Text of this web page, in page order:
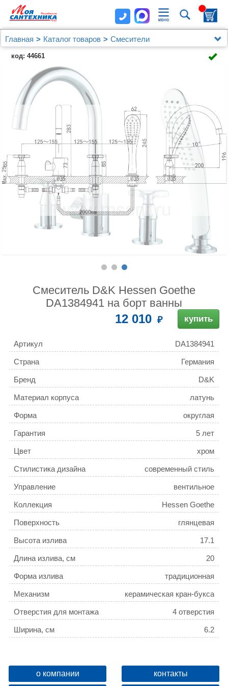
Главная Каталог товаров
Смесители
Врезные на борт ванны
Смеситель D&K Hessen Goethe DA1384941 на борт
код: 44661
Смеситель D&K Hessen Goethe
DA1384941 на борт ванны
12 010 купить
Артикул DA1384941
Страна Германия
Бренд D&K
Материал корпуса латунь
Форма округлая
Гарантия 5 лет
Цвет хром
Стилистика дизайна современный стиль
Управление вентильное
Коллекция Hessen Goethe
Поверхность глянцевая
Высота излива 17.1
Длина излива, см 20
Форма излива традиционная
Механизм керамическая кран-букса
Отверстия для монтажа 4 отверстия
Ширина, см 6.2
Глубина, см 23
Ограничение температуры нет
о компании контакты